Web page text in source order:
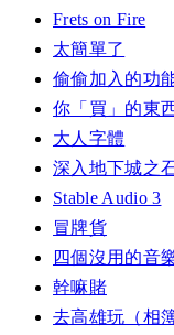
Frets on Fire
太簡單了
偷偷加入的功
你「買」的東
大人字體
深入地下城之
Stable Audio 3
冒牌貨
四個沒用的音
幹嘛賭
去高雄玩（相簿